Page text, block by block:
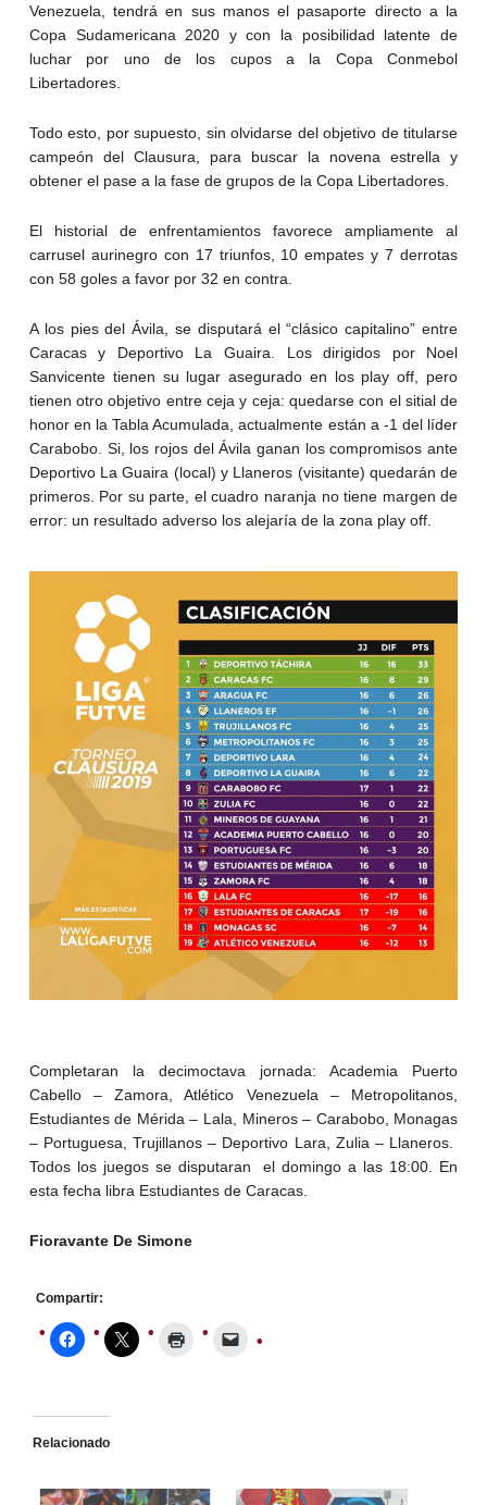
Venezuela, tendrá en sus manos el pasaporte directo a la
Copa Sudamericana 2020 y con la posibilidad latente de
luchar por uno de los cupos a la Copa Conmebol
Libertadores.
Todo esto, por supuesto, sin olvidarse del objetivo de titularse
campeón del Clausura, para buscar la novena estrella y
obtener el pase a la fase de grupos de la Copa Libertadores.
El historial de enfrentamientos favorece ampliamente al
carrusel aurinegro con 17 triunfos, 10 empates y 7 derrotas
con 58 goles a favor por 32 en contra.
A los pies del Ávila, se disputará el “clásico capitalino” entre
Caracas y Deportivo La Guaira. Los dirigidos por Noel
Sanvicente tienen su lugar asegurado en los play off, pero
tienen otro objetivo entre ceja y ceja: quedarse con el sitial de
honor en la Tabla Acumulada, actualmente están a -1 del líder
Carabobo. Si, los rojos del Ávila ganan los compromisos ante
Deportivo La Guaira (local) y Llaneros (visitante) quedarán de
primeros. Por su parte, el cuadro naranja no tiene margen de
error: un resultado adverso los alejaría de la zona play off.
Completaran la decimoctava jornada: Academia Puerto
Cabello – Zamora, Atlético Venezuela – Metropolitanos,
Estudiantes de Mérida – Lala, Mineros – Carabobo, Monagas
– Portuguesa, Trujillanos – Deportivo Lara, Zulia – Llaneros.
Todos los juegos se disputaran el domingo a las 18:00. En
esta fecha libra Estudiantes de Caracas.
Fioravante De Simone
Compartir:
Relacionado